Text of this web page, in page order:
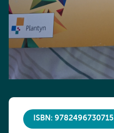
ISBN: 9782496730715